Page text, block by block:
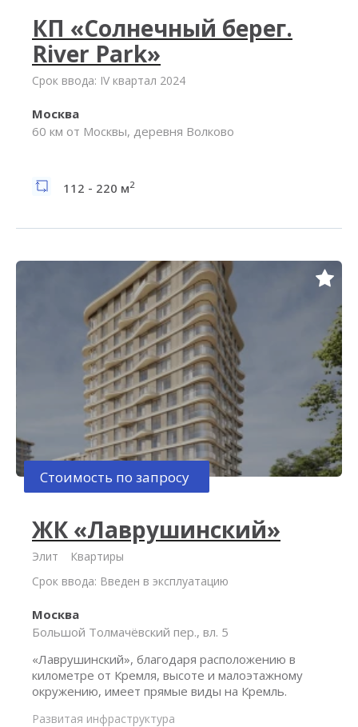
КП «Солнечный берег.
River Park»
Срок ввода: IV квартал 2024
Москва
60 км от Москвы, деревня Волково
112 - 220 м2
Стоимость по запросу
ЖК «Лаврушинский»
Элит
Квартиры
Срок ввода: Введен в эксплуатацию
Москва
Большой Толмачёвский пер., вл. 5
«Лаврушинский», благодаря расположению в
километре от Кремля, высоте и малоэтажному
окружению, имеет прямые виды на Кремль.
Развитая инфраструктура